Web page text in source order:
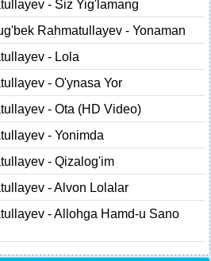
- Siz Yig'lamang
Rahmatullayev - Yonaman
- Lola
- O'ynasa Yor
- Ota (HD Video)
- Yonimda
- Qizalog'im
- Alvon Lolalar
- Allohga Hamd-u Sano